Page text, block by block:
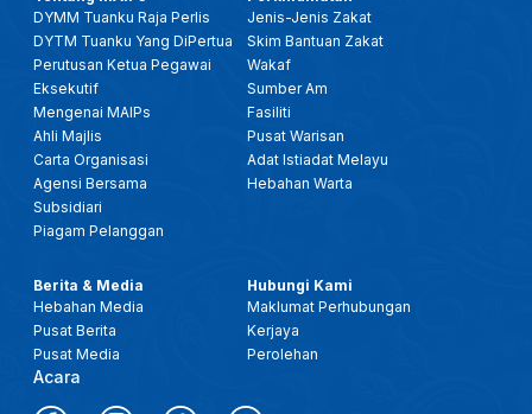
DYMM Tuanku Raja Perlis
DYTM Tuanku Yang DiPertua
Perutusan Ketua Pegawai
Eksekutif
Mengenai MAIPs
Ahli Majlis
Carta Organisasi
Agensi Bersama
Subsidiari
Piagam Pelanggan
Jenis-Jenis Zakat
Skim Bantuan Zakat
Wakaf
Sumber Am
Fasiliti
Pusat Warisan
Adat Istiadat Melayu
Hebahan Warta
Berita & Media
Hebahan Media
Pusat Berita
Pusat Media
Acara
Hubungi Kami
Maklumat Perhubungan
Kerjaya
Perolehan